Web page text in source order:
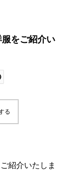
ご紹介い
別注カラ
届いており
ドさんから
る
介いたしま